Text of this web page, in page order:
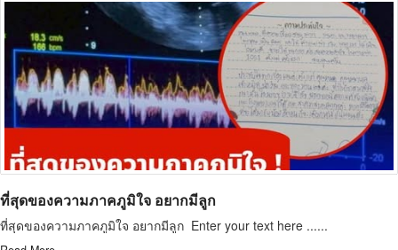
ที่สุดของความภาคภูมิใจ อยากมีลูก
ที่สุดของความภาคภูมิใจ อยากมีลูก Enter your text here ......